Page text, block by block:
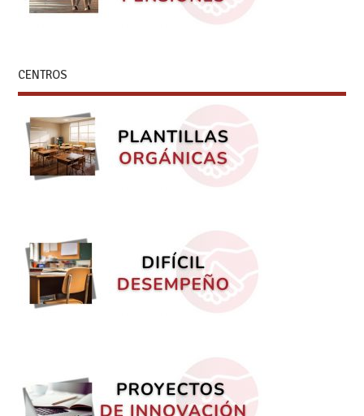
CENTROS